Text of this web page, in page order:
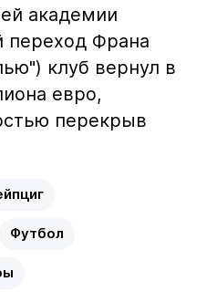
академии
переход Франа
клуб вернул в
евро,
перекрыв
Футбол